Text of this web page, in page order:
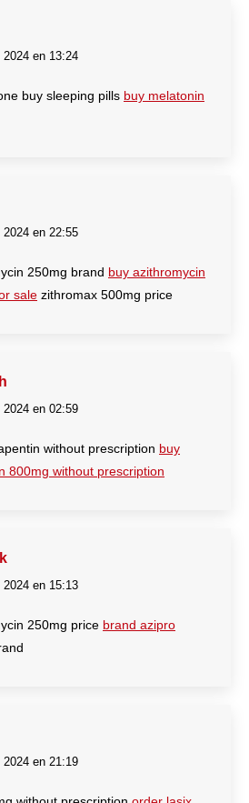
2024 en 13:24
buy sleeping pills buy melatonin
2024 en 22:55
250mg brand buy azithromycin
sale zithromax 500mg price
2024 en 02:59
without prescription buy
800mg without prescription
2024 en 15:13
250mg price brand azipro
2024 en 21:19